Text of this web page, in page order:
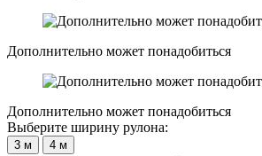
Дополнительно может понадобиться
Дополнительно может понадобиться
Выберите ширину рулона:
3 м
4 м